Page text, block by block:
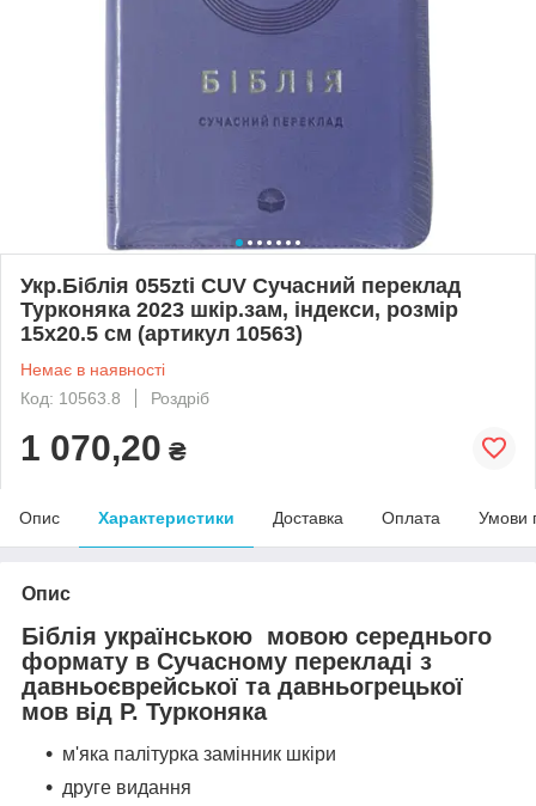
Укр.Біблія 055zti CUV Сучасний переклад
Турконяка 2023 шкір.зам, індекси, розмір
15х20.5 см (артикул 10563)
Немає в наявності
Код: 10563.8
Роздріб
1 070,20 ₴
Опис Характеристики Доставка Оплата Умови
Опис
Біблія українською мовою середнього
формату в Сучасному перекладі з
давньоєврейської та давньогрецької
мов від Р. Турконяка
м'яка палітурка замінник шкіри
друге видання